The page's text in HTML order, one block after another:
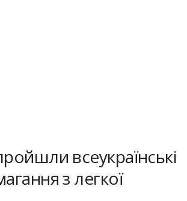
всеукраїнські
з легкої